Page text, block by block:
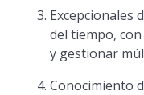
Excepcionales
del tiempo,
y gestionar
Conocimiento